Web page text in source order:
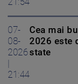
07-
08-
2026
21:44
Cea mai
2026 este
state